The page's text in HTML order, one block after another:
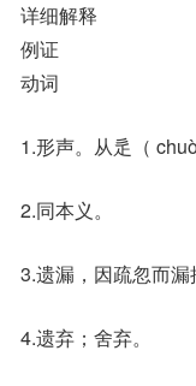
详细解释
例证
动词
1.形声。从辵（
2.同本义。
3.遗漏，因疏忽而漏
4.遗弃；舍弃。